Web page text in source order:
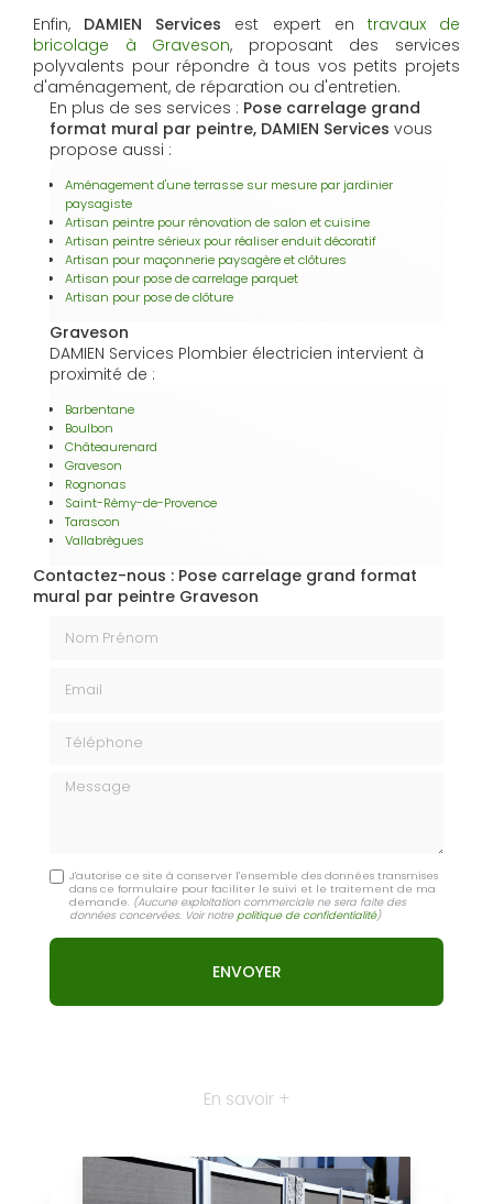
Enfin, DAMIEN Services est expert en travaux de
bricolage à Graveson, proposant des services
polyvalents pour répondre à tous vos petits projets
d'aménagement, de réparation ou d'entretien.
En plus de ses services : Pose carrelage grand
format mural par peintre, DAMIEN Services vous
propose aussi :
Aménagement d'une terrasse sur mesure par jardinier
paysagiste
Artisan peintre pour rénovation de salon et cuisine
Artisan peintre sérieux pour réaliser enduit décoratif
Artisan pour maçonnerie paysagère et clôtures
Artisan pour pose de carrelage parquet
Artisan pour pose de clôture
Graveson
DAMIEN Services Plombier électricien intervient à
proximité de :
Barbentane
Boulbon
Châteaurenard
Graveson
Rognonas
Saint-Rémy-de-Provence
Tarascon
Vallabrègues
Contactez-nous : Pose carrelage grand format
mural par peintre Graveson
Message
J'autorise ce site à conserver l'ensemble des données transmises
dans ce formulaire pour faciliter le suivi et le traitement de ma
demande. (Aucune exploitation commerciale ne sera faite des
données concervées. Voir notrepolitique de confidentialité)
En savoir +